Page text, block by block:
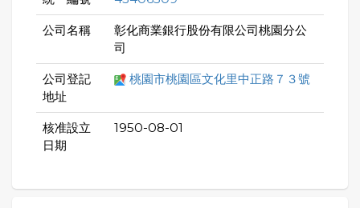
公司名稱
彰化商業銀行股份有限公司桃園分公
司
公司登記
地址
桃園市桃園區文化里中正路７３號
核准設立
日期
1950-08-01